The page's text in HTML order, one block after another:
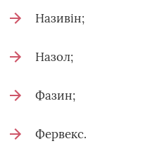
Називін;
Назол;
Фазин;
Фервекс.